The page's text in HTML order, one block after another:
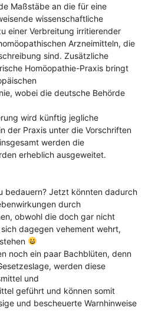
Maßstäbe an die für eine
wissenschaftliche
einer Verbreitung irritierender
Arzneimitteln, die
sind. Zusätzliche
Homöopathie-Praxis bringt
wobei die deutsche Behörde
wird künftig jegliche
der Praxis unter die Vorschriften
werden die
erheblich ausgeweitet.
bedauern? Jetzt könnten dadurch
durch
obwohl die doch gar nicht
dagegen vehement wehrt,
noch ein paar Bachblüten, denn
werden diese
und
geführt und können somit
und bescheuerte Warnhinweise